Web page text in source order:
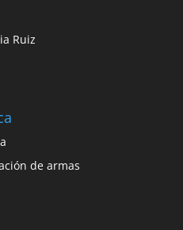
Ruiz
de armas